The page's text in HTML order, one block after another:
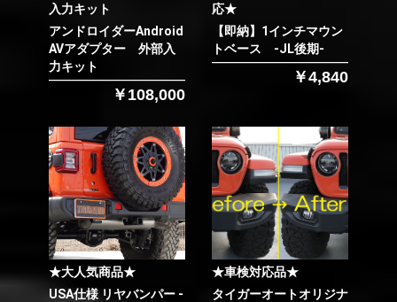
入力キット
アンドロイダーAndroid
AVアダプター 外部入
力キット
￥108,000
応★
【即納】1インチマウン
トベース -JL後期-
￥4,840
★大人気商品★
USA仕様 リヤバンパー -
★車検対応品★
タイガーオートオリジナ